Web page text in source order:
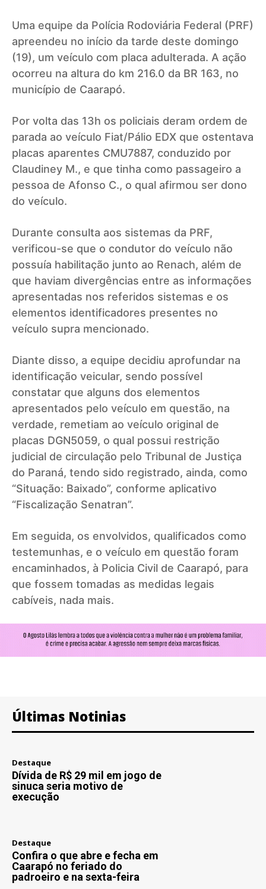
Uma equipe da Polícia Rodoviária Federal (PRF)
apreendeu no início da tarde deste domingo
(19), um veículo com placa adulterada. A ação
ocorreu na altura do km 216.0 da BR 163, no
município de Caarapó.
Por volta das 13h os policiais deram ordem de
parada ao veículo Fiat/Pálio EDX que ostentava
placas aparentes CMU7887, conduzido por
Claudiney M., e que tinha como passageiro a
pessoa de Afonso C., o qual afirmou ser dono
do veículo.
Durante consulta aos sistemas da PRF,
verificou-se que o condutor do veículo não
possuía habilitação junto ao Renach, além de
que haviam divergências entre as informações
apresentadas nos referidos sistemas e os
elementos identificadores presentes no
veículo supra mencionado.
Diante disso, a equipe decidiu aprofundar na
identificação veicular, sendo possível
constatar que alguns dos elementos
apresentados pelo veículo em questão, na
verdade, remetiam ao veículo original de
placas DGN5059, o qual possui restrição
judicial de circulação pelo Tribunal de Justiça
do Paraná, tendo sido registrado, ainda, como
“Situação: Baixado”, conforme aplicativo
“Fiscalização Senatran”.
Em seguida, os envolvidos, qualificados como
testemunhas, e o veículo em questão foram
encaminhados, à Policia Civil de Caarapó, para
que fossem tomadas as medidas legais
cabíveis, nada mais.
Últimas Notinias
Destaque
Dívida de R$ 29 mil em jogo de
sinuca seria motivo de
execução
Destaque
Confira o que abre e fecha em
Caarapó no feriado do
padroeiro e na sexta-feira